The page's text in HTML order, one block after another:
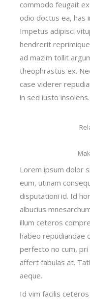
commodo feugait
odio doctus ea, has
Impetus adipisci
hendrerit
ad mazim tollit
theophrastus ex.
case viderer
in sed iusto insolens.
Lorem ipsum dolor
eum, utinam
disputationi id. Id
albucius
illum ceteros
habeo repudiandae
perfecto no cum,
affert fabulas at.
aeque.
Id vim facilis